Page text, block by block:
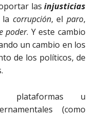
las injusticias
corrupción, el paro,
poder. Y este cambio
un cambio en los
de los políticos, de
plataformas u
(como